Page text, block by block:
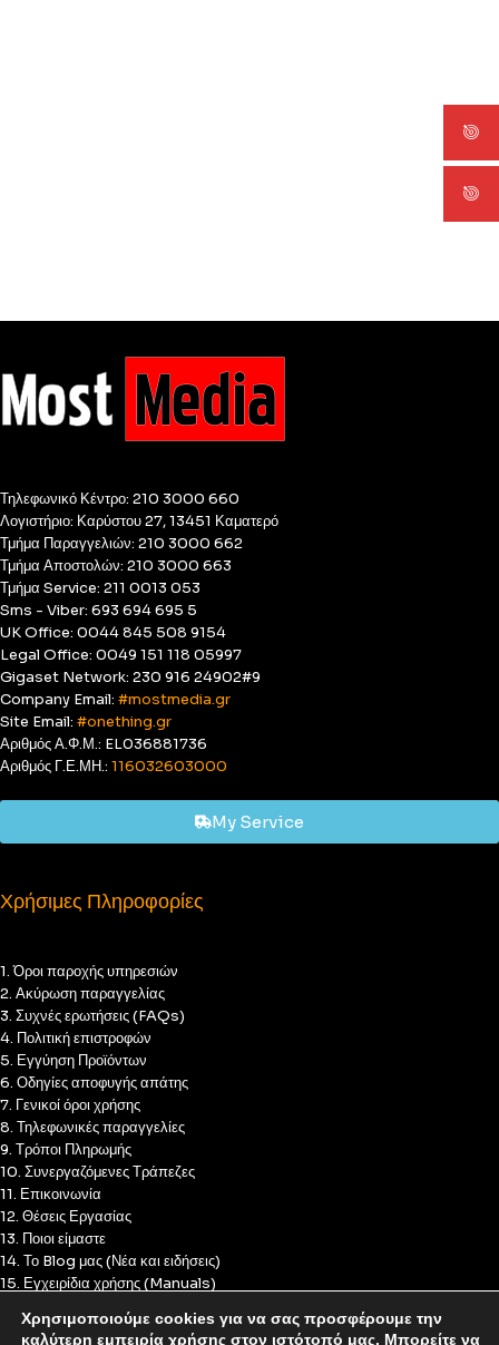
Τηλεφωνικό Κέντρο: 210 3000 660
Λογιστήριο: Καρύστου 27, 13451 Καματερό
Τμήμα Παραγγελιών: 210 3000 662
Τμήμα Αποστολών: 210 3000 663
Τμήμα Service: 211 0013 053
Sms - Viber: 693 694 695 5
UK Office: 0044 845 508 9154
Legal Office: 0049 151 118 05997
Gigaset Network: 230 916 24902#9
Company Email: #mostmedia.gr
Site Email: #onething.gr
Αριθμός Α.Φ.Μ.: EL036881736
Αριθμός Γ.Ε.ΜΗ.: 116032603000
My Service
Χρήσιμες Πληροφορίες
1. Όροι παροχής υπηρεσιών
2. Ακύρωση παραγγελίας
3. Συχνές ερωτήσεις (FAQs)
4. Πολιτική επιστροφών
5. Εγγύηση Προϊόντων
6. Οδηγίες αποφυγής απάτης
7. Γενικοί όροι χρήσης
8. Τηλεφωνικές παραγγελίες
9. Τρόποι Πληρωμής
10. Συνεργαζόμενες Τράπεζες
11. Επικοινωνία
12. Θέσεις Εργασίας
13. Ποιοι είμαστε
14. Το Blog μας (Νέα και ειδήσεις)
15. Εγχειρίδια χρήσης (Manuals)
17. Πολιτική Cookies
Χρησιμοποιούμε cookies για να σας προσφέρουμε την
καλύτερη εμπειρία χρήσης στον ιστότοπό μας. Μπορείτε να